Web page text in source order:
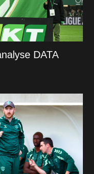
DATA